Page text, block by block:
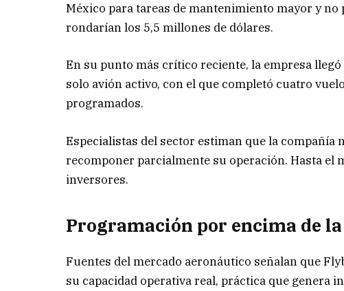
México para tareas de mantenimiento mayor y
rondarían los 5,5 millones de dólares.
En su punto más crítico reciente, la empresa
solo avión activo, con el que completó cuatro
programados.
Especialistas del sector estiman que la compañía
recomponer parcialmente su operación. Hasta el
inversores.
Programación por encima de
Fuentes del mercado aeronáutico señalan que
su capacidad operativa real, práctica que genera